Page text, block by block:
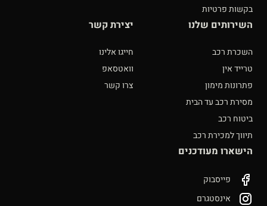
בקשות פרטיות
השירותים שלנו
השכרת רכב
טרייד אין
פתרונות מימון
מסירת רכב עד הבית
ביטוח רכב
תיווך למכירת רכב
יצירת קשר
חייגו אלינו
וואטסאפ
צרו קשר
הישארו מעודכנים
פייסבוק
אינסטגרם